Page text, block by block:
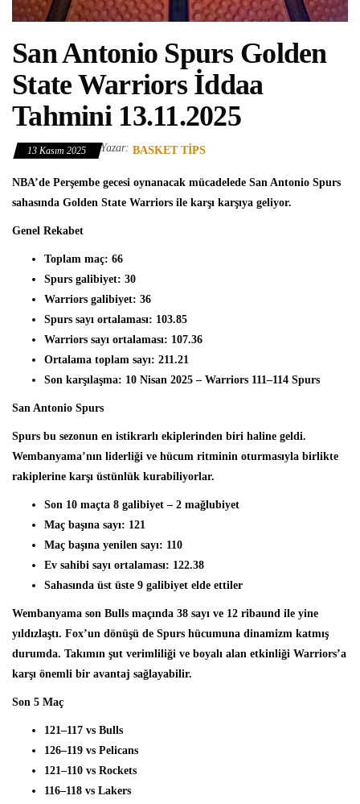
San Antonio Spurs Golden
State Warriors İddaa
Tahmini 13.11.2025
13 Kasım 2025 Yazar: BASKET TIPS
NBA’de Perşembe gecesi oynanacak mücadelede San Antonio Spurs
sahasında Golden State Warriors ile karşı karşıya geliyor.
Genel Rekabet
Toplam maç: 66
Spurs galibiyet: 30
Warriors galibiyet: 36
Spurs sayı ortalaması: 103.85
Warriors sayı ortalaması: 107.36
Ortalama toplam sayı: 211.21
Son karşılaşma: 10 Nisan 2025 – Warriors 111–114 Spurs
San Antonio Spurs
Spurs bu sezonun en istikrarlı ekiplerinden biri haline geldi.
Wembanyama’nın liderliği ve hücum ritminin oturmasıyla birlikte
rakiplerine karşı üstünlük kurabiliyorlar.
Son 10 maçta 8 galibiyet – 2 mağlubiyet
Maç başına sayı: 121
Maç başına yenilen sayı: 110
Ev sahibi sayı ortalaması: 122.38
Sahasında üst üste 9 galibiyet elde ettiler
Wembanyama son Bulls maçında 38 sayı ve 12 ribaund ile yine
yıldızlaştı. Fox’un dönüşü de Spurs hücumuna dinamizm katmış
durumda. Takımın şut verimliliği ve boyalı alan etkinliği Warriors’a
karşı önemli bir avantaj sağlayabilir.
Son 5 Maç
121–117 vs Bulls
126–119 vs Pelicans
121–110 vs Rockets
116–118 vs Lakers